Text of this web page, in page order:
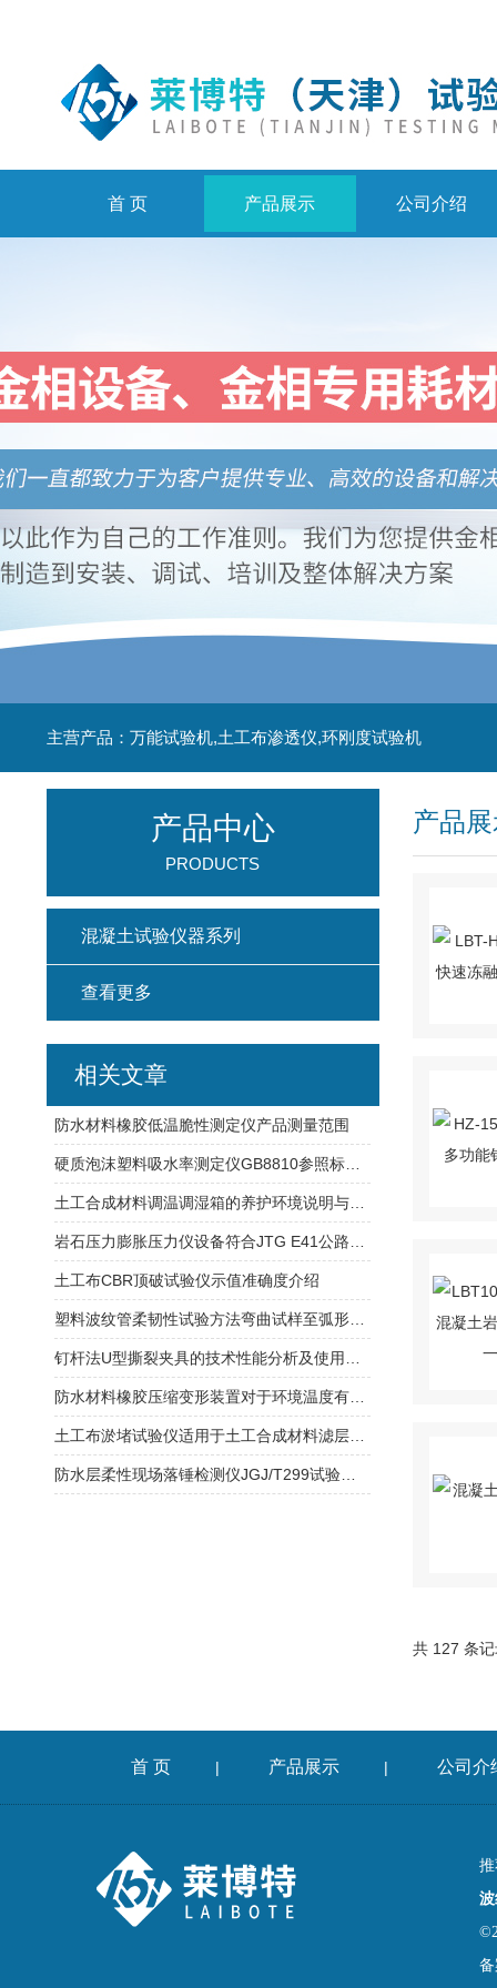
首 页 产品展示 公司介绍
主营产品：万能试验机,土工布渗透仪,环刚度试验机
产品
共 127 条
产品中心
PRODUCTS
混凝土试验仪器系列
查看更多
相关文章
防水材料橡胶低温脆性测定仪产品测量范围
土工布CBR顶破试验仪示值准确度介绍
首 页 | 产品展示 | 公司介
备